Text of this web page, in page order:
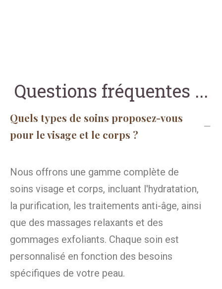
Questions fréquentes ...
Quels types de soins proposez-vous
pour le visage et le corps ?
Nous offrons une gamme complète de
soins visage et corps, incluant l'hydratation,
la purification, les traitements anti-âge, ainsi
que des massages relaxants et des
gommages exfoliants. Chaque soin est
personnalisé en fonction des besoins
spécifiques de votre peau.